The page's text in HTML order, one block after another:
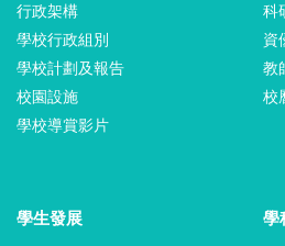
行政架構
學校行政組別
學校計劃及報告
校園設施
學校導賞影片
科
資
教
校
學生發展 學